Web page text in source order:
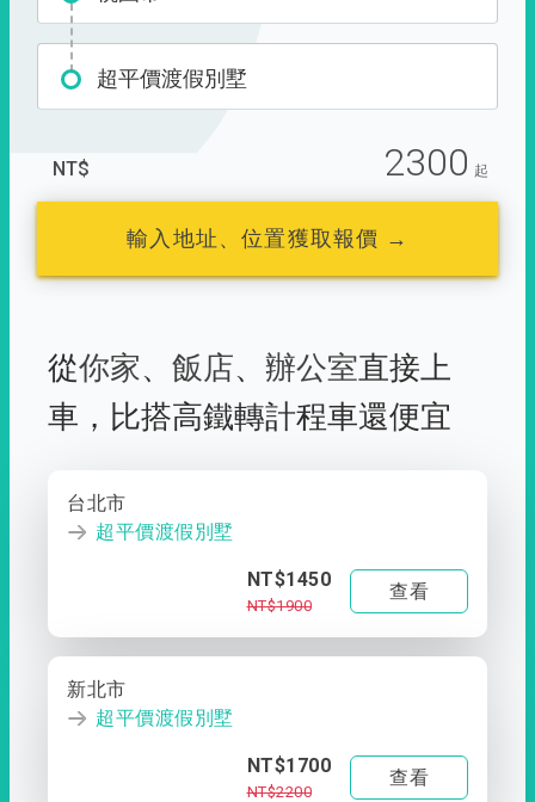
超平價渡假別墅
NT$ 2300 起
輸入地址、位置獲取報價 →
從你家、 飯店、 辦公室直接上
車， 比搭高鐵轉計程車還便宜
台北市
超平價渡假別墅
NT$1450
NT$1900
查看
新北市
超平價渡假別墅
NT$1700
NT$2200
查看